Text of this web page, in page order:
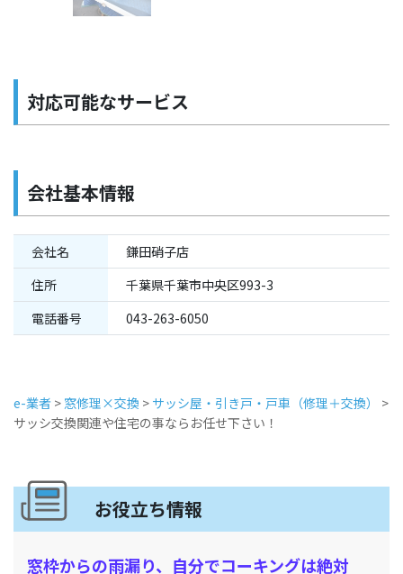
対応可能なサービス
会社基本情報
会社名
鎌田硝子店
住所
千葉県千葉市中央区993-3
電話番号
043-263-6050
e-業者 > 窓修理×交換 > サッシ屋・引き戸・戸車（修理＋交換）
>
サッシ交換関連や住宅の事ならお任せ下さい！
お役立ち情報
窓枠からの雨漏り、自分でコーキングは絶対